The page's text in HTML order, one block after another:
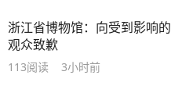
浙江省博物馆：向受到影响的
观众致歉
113阅读 3小时前